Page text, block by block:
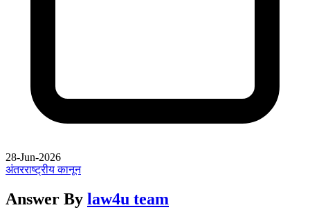
28-Jun-2026
अंतरराष्ट्रीय कानून
Answer By law4u team